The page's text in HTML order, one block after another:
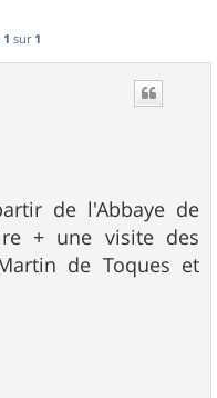
1 sur 1
de l'Abbaye de
+ une visite des
de Toques et